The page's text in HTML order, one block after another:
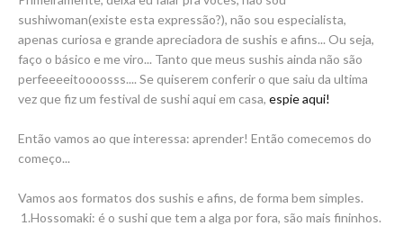
sushiwoman(existe esta expressão?), não sou especialista,
apenas curiosa e grande apreciadora de sushis e afins... Ou seja,
faço o básico e me viro... Tanto que meus sushis ainda não são
perfeeeeitoooosss.... Se quiserem conferir o que saiu da ultima
vez que fiz um festival de sushi aqui em casa, espie aqui!
Então vamos ao que interessa: aprender! Então comecemos do
começo...
Vamos aos formatos dos sushis e afins, de forma bem simples.
1.Hossomaki: é o sushi que tem a alga por fora, são mais fininhos.